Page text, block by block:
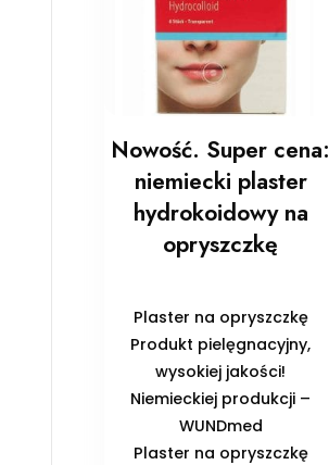
Nowość. Super cena:
niemiecki plaster
hydrokoidowy na
opryszczkę
Plaster na opryszczkę
Produkt pielęgnacyjny,
wysokiej jakości!
Niemieckiej produkcji –
WUNDmed
Plaster na opryszczkę